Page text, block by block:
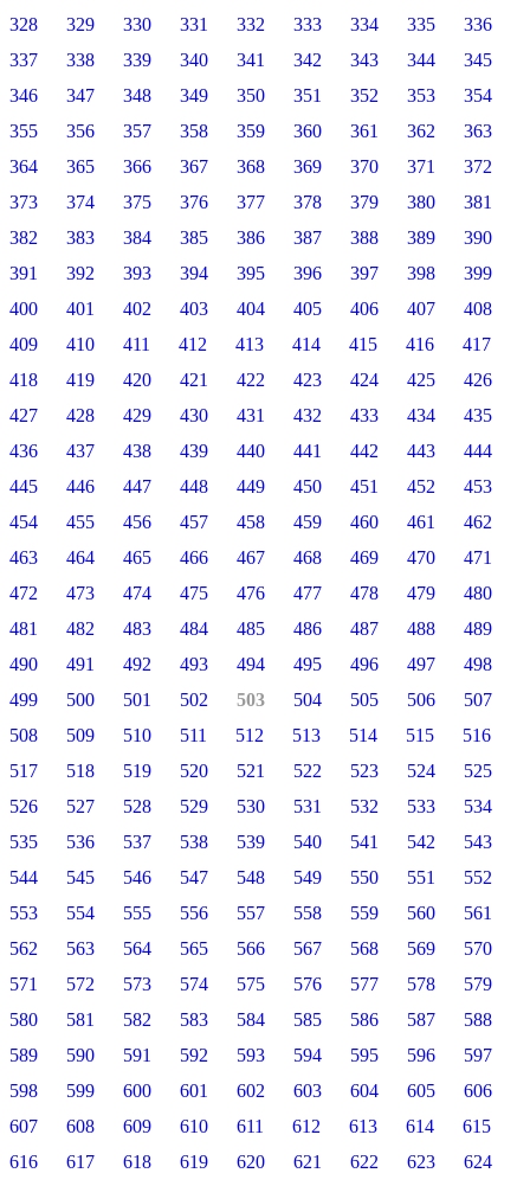
328
329 330 331 332 333 334 335
336
337
338 339 340 341 342 343 344
345
346
347 348 349 350 351 352 353
354
355
356 357 358 359 360 361 362
363
364
365 366 367 368 369 370 371
372
373
374 375 376 377 378 379 380
381
382
383 384 385 386 387 388 389
390
391
392 393 394 395 396 397 398
399
400
401 402 403 404 405 406 407
408
409
410 411 412 413 414 415 416
417
418
419 420 421 422 423 424 425
426
427
428 429 430 431 432 433 434
435
436
437 438 439 440 441 442 443
444
445
446 447 448 449 450 451 452
453
454
455 456 457 458 459 460 461
462
463
464 465 466 467 468 469 470
471
472
473 474 475 476 477 478 479
480
481
482 483 484 485 486 487 488
489
490
491 492 493 494 495 496 497
498
499
500 501 502 503 504 505 506
507
508
509 510 511 512 513 514 515
516
517
518 519 520 521 522 523 524
525
526
527 528 529 530 531 532 533
534
535
536 537 538 539 540 541 542
543
544
545 546 547 548 549 550 551
552
553
554 555 556 557 558 559 560
561
562
563 564 565 566 567 568 569
570
571
572 573 574 575 576 577 578
579
580
581 582 583 584 585 586 587
588
589
590 591 592 593 594 595 596
597
598
599 600 601 602 603 604 605
606
607
608 609 610 611 612 613 614
615
616
617 618 619 620 621 622 623
624